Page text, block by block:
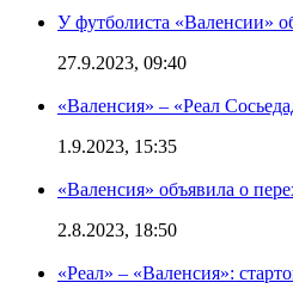
У футболиста «Валенсии»
27.9.2023, 09:40
«Валенсия» – «Реал
1.9.2023, 15:35
«Валенсия» объявила о
2.8.2023, 18:50
«Реал» – «Валенсия»: